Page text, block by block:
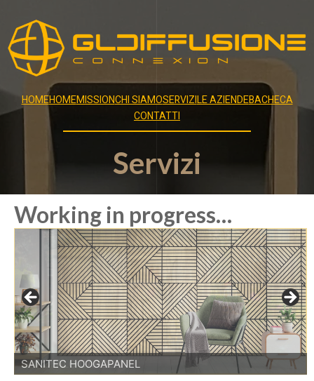
HOMEHOMEMISSIONCHI SIAMOSERVIZILE AZIENDEBACHECA
CONTATTI
Servizi
Working in progress…
GAROFALO GARDEN
SANITEC HOOGAPANEL
TERAPLAST